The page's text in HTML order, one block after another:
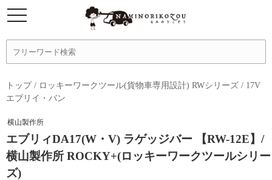
トップ/ ロッキーワークツール(貨物車専用設計) RWシリーズ / 17V
エブリイ・バン
横山製作所
エブリィDA17(W・V) ラゲッジバー 【RW-12E】/
横山製作所 ROCKY+(ロッキーワークツールシリー
ズ)